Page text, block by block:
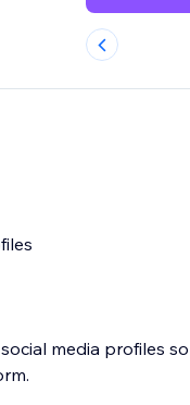
media profiles